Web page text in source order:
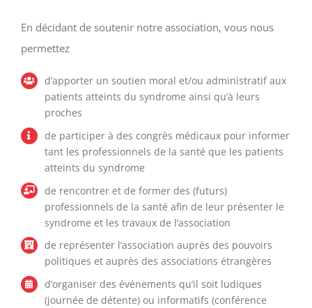
En décidant de soutenir notre association, vous nous
permettez
d’apporter un soutien moral et/ou administratif aux
patients atteints du syndrome ainsi qu’à leurs
proches
de participer à des congrès médicaux pour informer
tant les professionnels de la santé que les patients
atteints du syndrome
de rencontrer et de former des (futurs)
professionnels de la santé afin de leur présenter le
syndrome et les travaux de l’association
de représenter l’association auprès des pouvoirs
politiques et auprès des associations étrangères
d’organiser des événements qu’il soit ludiques
(journée de détente) ou informatifs (conférence